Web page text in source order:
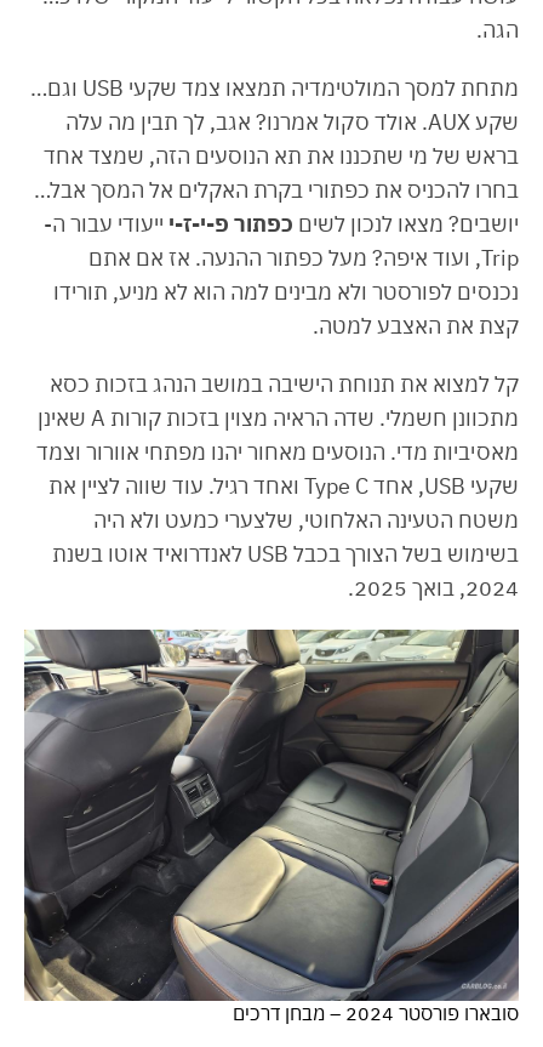
הגה.
מתחת למסך המולטימדיה תמצאו צמד שקעי USB וגם…
שקע AUX. אולד סקול אמרנו? אגב, לך תבין מה עלה
בראש של מי שתכננו את תא הנוסעים הזה, שמצד אחד
בחרו להכניס את כפתורי בקרת האקלים אל המסך אבל…
יושבים? מצאו לנכון לשים כפתור פ-י-ז-י ייעודי עבור ה-
Trip, ועוד איפה? מעל כפתור ההנעה. אז אם אתם
נכנסים לפורסטר ולא מבינים למה הוא לא מניע, תורידו
קצת את האצבע למטה.
קל למצוא את תנוחת הישיבה במושב הנהג בזכות כסא
מתכוונן חשמלי. שדה הראיה מצוין בזכות קורות A שאינן
מאסיביות מדי. הנוסעים מאחור יהנו מפתחי אוורור וצמד
שקעי USB, אחד Type C ואחד רגיל. עוד שווה לציין את
משטח הטעינה האלחוטי, שלצערי כמעט ולא היה
בשימוש בשל הצורך בכבל USB לאנדרואיד אוטו בשנת
2024, בואך 2025.
סובארו פורסטר 2024 – מבחן דרכים